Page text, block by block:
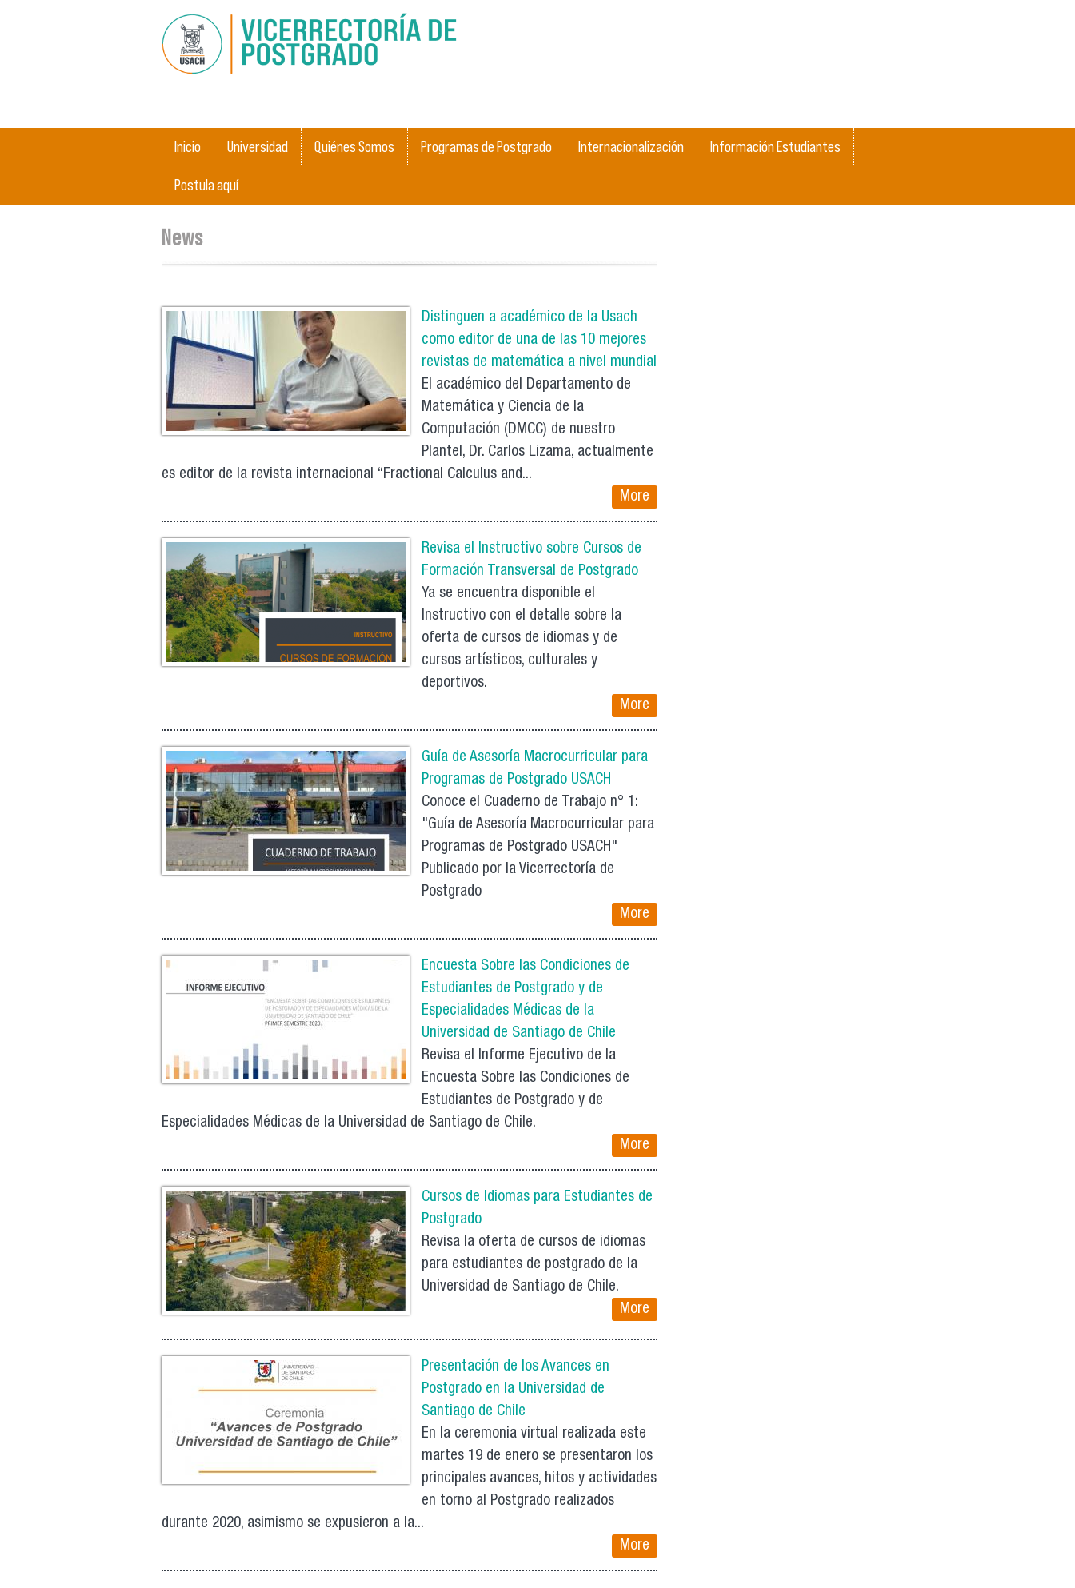
Main menu
Inicio Universidad Quiénes Somos Programas de Postgrado Internacionalización Información Estudiantes
Postula aquí
You are here
News
Distinguen a académico de la Usach
como editor de una de las 10 mejores
revistas de matemática a nivel mundial
El académico del Departamento de
Matemática y Ciencia de la
Computación (DMCC) de nuestro
Plantel, Dr. Carlos Lizama, actualmente
es editor de la revista internacional “Fractional Calculus and...
More
Revisa el Instructivo sobre Cursos de
Formación Transversal de Postgrado
Ya se encuentra disponible el
Instructivo con el detalle sobre la
oferta de cursos de idiomas y de
cursos artísticos, culturales y
deportivos.
More
Guía de Asesoría Macrocurricular para
Programas de Postgrado USACH
Conoce el Cuaderno de Trabajo n° 1:
"Guía de Asesoría Macrocurricular para
Programas de Postgrado USACH"
Publicado por la Vicerrectoría de
Postgrado
More
Encuesta Sobre las Condiciones de
Estudiantes de Postgrado y de
Especialidades Médicas de la
Universidad de Santiago de Chile
Revisa el Informe Ejecutivo de la
Encuesta Sobre las Condiciones de
Estudiantes de Postgrado y de
Especialidades Médicas de la Universidad de Santiago de Chile.
More
Cursos de Idiomas para Estudiantes de
Postgrado
Revisa la oferta de cursos de idiomas
para estudiantes de postgrado de la
Universidad de Santiago de Chile.
More
Presentación de los Avances en
Postgrado en la Universidad de
Santiago de Chile
En la ceremonia virtual realizada este
martes 19 de enero se presentaron los
principales avances, hitos y actividades
en torno al Postgrado realizados
durante 2020, asimismo se expusieron a la...
More
Pages